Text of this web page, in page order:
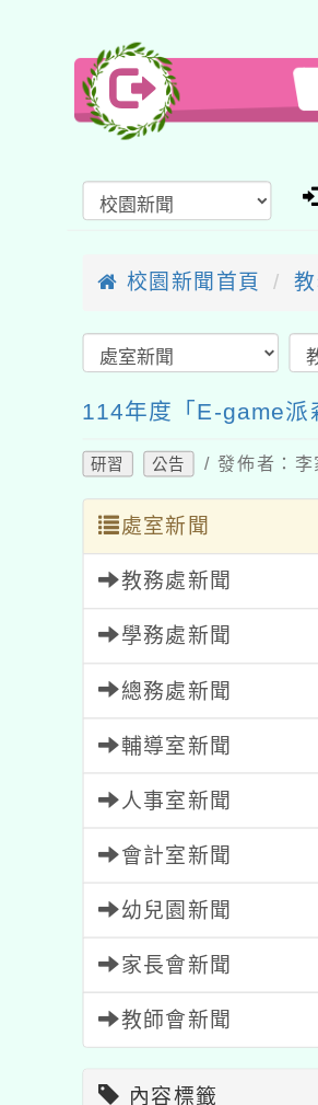
校園新聞首頁
114年度「E-game派
研習 公告 / 發佈者：
處室新聞
教務處新聞
學務處新聞
總務處新聞
輔導室新聞
人事室新聞
會計室新聞
幼兒園新聞
家長會新聞
教師會新聞
內容標籤